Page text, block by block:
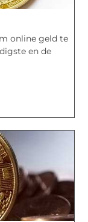
online geld te
en de